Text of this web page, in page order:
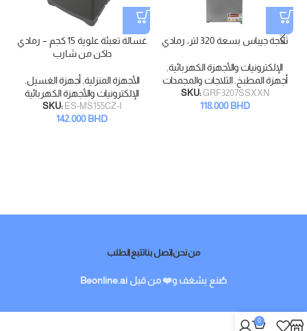
ثلاجة جيباس بسعة 320 لتر، رمادي
الإلكترونيات والأجهزة الكهربائية,
أجهزة المطبخ,الثلاجات والمجمدات
SKU:GRF3207SSXXN
118.000BHD
غسالة تعبئة علوية 15 كجم – رمادي
داكن من شارب
الأجهزة المنزلية,أجهزة الغسيل,
الإلكترونيات والأجهزة الكهربائية
SKU: ES-MS155CZ-I
142.000BHD
من نحناتصل بناتتبع الطلب
صُنع بشغف و❤️ من قبل Beonline.ai
0